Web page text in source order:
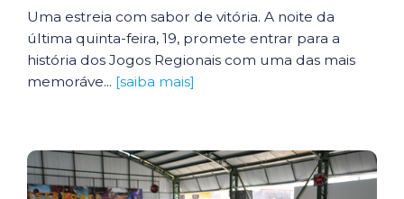
Uma estreia com sabor de vitória. A noite da
última quinta-feira, 19, promete entrar para a
história dos Jogos Regionais com uma das mais
memoráve... [saiba mais]